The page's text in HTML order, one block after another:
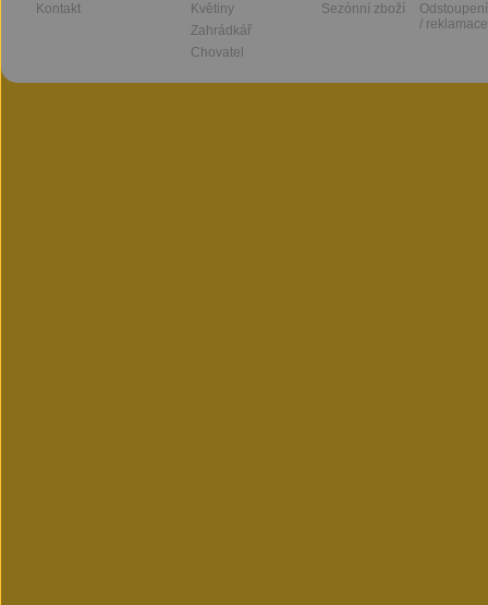
Kontakt
Květiny
Zahrádkář
Chovatel
Sezónní zboží
/ reklamace